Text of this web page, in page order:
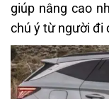
giúp nâng cao
chú ý từ người đi